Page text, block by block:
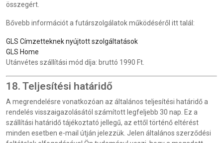
összegért.
Bővebb információt a futárszolgálatok működéséről itt talál:
GLS Címzetteknek nyújtott szolgáltatások
GLS Home
Utánvétes szállítási mód díja: bruttó 1990 Ft.
18. Teljesítési határidő
A megrendelésre vonatkozóan az általános teljesítési határidő a
rendelés visszaigazolásától számított legfeljebb 30 nap. Ez a
szállítási határidő tájékoztató jellegű, az ettől történő eltérést
minden esetben e-mail útján jelezzük. Jelen általános szerződési